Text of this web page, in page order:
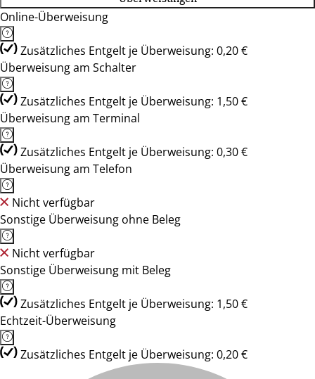
Online-Überweisung
Zusätzliches Entgelt je Überweisung: 0,20 €
Überweisung am Schalter
Zusätzliches Entgelt je Überweisung: 1,50 €
Überweisung am Terminal
Zusätzliches Entgelt je Überweisung: 0,30 €
Überweisung am Telefon
Nicht verfügbar
Sonstige Überweisung ohne Beleg
Nicht verfügbar
Sonstige Überweisung mit Beleg
Zusätzliches Entgelt je Überweisung: 1,50 €
Echtzeit-Überweisung
Zusätzliches Entgelt je Überweisung: 0,20 €